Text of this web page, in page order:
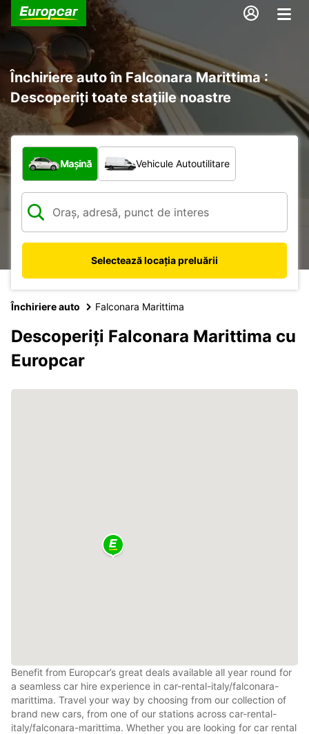
Închiriere auto în Falconara Marittima :
Descoperiți toate stațiile noastre
Ce tip de vehicul?
Mașină Vehicule Autoutilitare
Selectează locația preluării
Închiriere auto Falconara Marittima
Descoperiți Falconara Marittima cu
Europcar
Benefit from Europcar’s great deals available all year round for
a seamless car hire experience in car-rental-italy/falconara-
marittima. Travel your way by choosing from our collection of
brand new cars, from one of our stations across car-rental-
italy/falconara-marittima. Whether you are looking for car rental